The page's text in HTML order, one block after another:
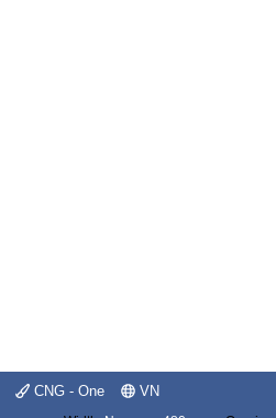
CNG - One VN